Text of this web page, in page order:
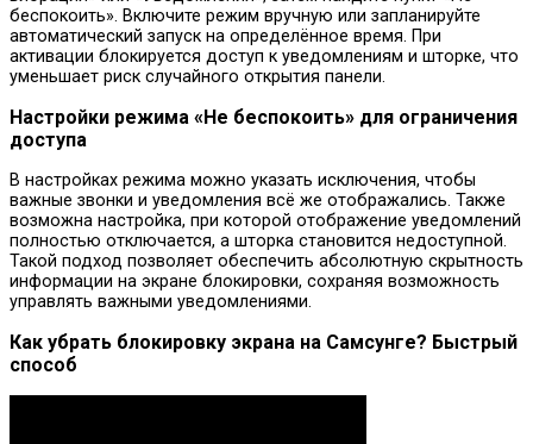
беспокоить». Включите режим вручную или запланируйте
автоматический запуск на определённое время. При
активации блокируется доступ к уведомлениям и шторке, что
уменьшает риск случайного открытия панели.
Настройки режима «Не беспокоить» для ограничения
доступа
В настройках режима можно указать исключения, чтобы
важные звонки и уведомления всё же отображались. Также
возможна настройка, при которой отображение уведомлений
полностью отключается, а шторка становится недоступной.
Такой подход позволяет обеспечить абсолютную скрытность
информации на экране блокировки, сохраняя возможность
управлять важными уведомлениями.
Как убрать блокировку экрана на Самсунге? Быстрый
способ